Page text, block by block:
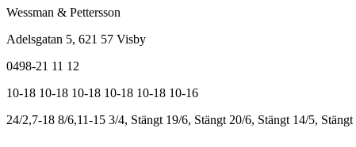
Wessman & Pettersson
Adelsgatan 5, 621 57 Visby
0498-21 11 12
10-18 10-18 10-18 10-18 10-18 10-16
24/2,7-18 8/6,11-15 3/4, Stängt 19/6, Stängt 20/6, Stängt 14/5, Stängt